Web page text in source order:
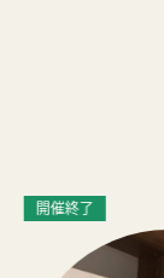
開催終了